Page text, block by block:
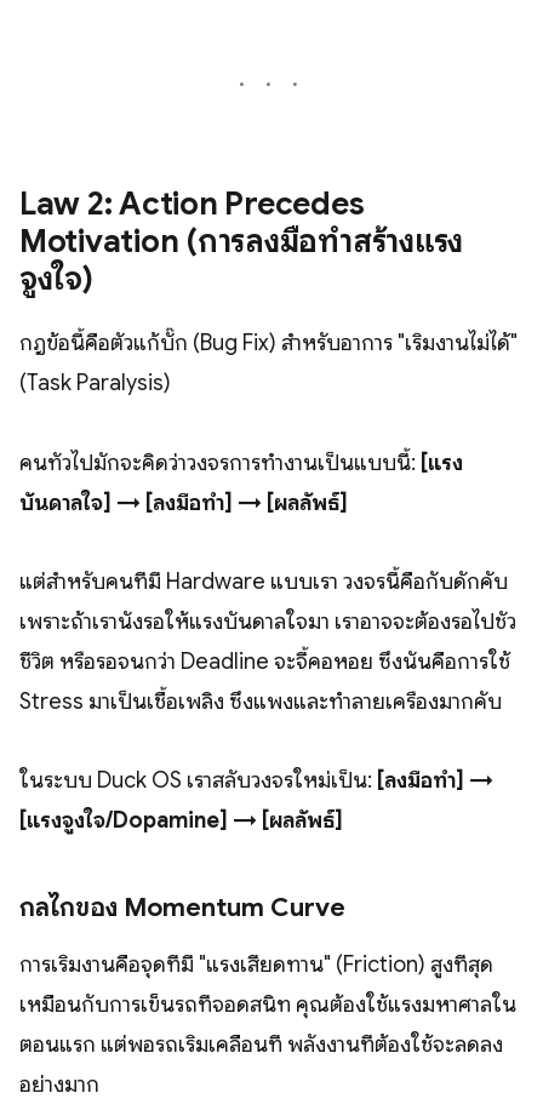
Law 2: Action Precedes
Motivation (การลงมือทำสร้างแรง
จูงใจ)
กฎข้อนี้คือตัวแก้บั๊ก (Bug Fix) สำหรับอาการ "เริ่มงานไม่ได้"
(Task Paralysis)
คนทั่วไปมักจะคิดว่าวงจรการทำงานเป็นแบบนี้: [แรง
บันดาลใจ] → [ลงมือทำ] → [ผลลัพธ์]
แต่สำหรับคนที่มี Hardware แบบเรา วงจรนี้คือกับดักคับ
เพราะถ้าเรานั่งรอให้แรงบันดาลใจมา เราอาจจะต้องรอไปชั่ว
ชีวิต หรือรอจนกว่า Deadline จะจี้คอหอย ซึ่งนั่นคือการใช้
Stress มาเป็นเชื้อเพลิง ซึ่งแพงและทำลายเครื่องมากคับ
ในระบบ Duck OS เราสลับวงจรใหม่เป็น: [ลงมือทำ] →
[แรงจูงใจ/Dopamine] → [ผลลัพธ์]
กลไกของ Momentum Curve
การเริ่มงานคือจุดที่มี "แรงเสียดทาน" (Friction) สูงที่สุด
เหมือนกับการเข็นรถที่จอดสนิท คุณต้องใช้แรงมหาศาลใน
ตอนแรก แต่พอรถเริ่มเคลื่อนที่ พลังงานที่ต้องใช้จะลดลง
อย่างมาก